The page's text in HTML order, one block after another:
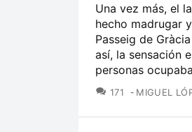
Una vez más, el
hecho madrugar
Passeig de
así, la sensación
personas
171
MIGUEL